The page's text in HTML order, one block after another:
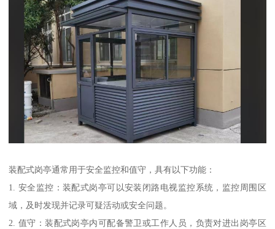
装配式岗亭通常用于安全监控和值守，具有以下功能：
1. 安全监控：装配式岗亭可以安装闭路电视监控系统，监控周围区
域，及时发现并记录可疑活动或安全问题。
2. 值守：装配式岗亭内可配备警卫或工作人员，负责对进出岗亭区